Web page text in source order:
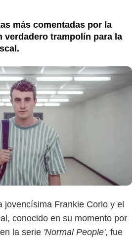
más comentadas por la
verdadero trampolín para la
jovencísima Frankie Corio y el
conocido en su momento por
la serie 'Normal People', fue